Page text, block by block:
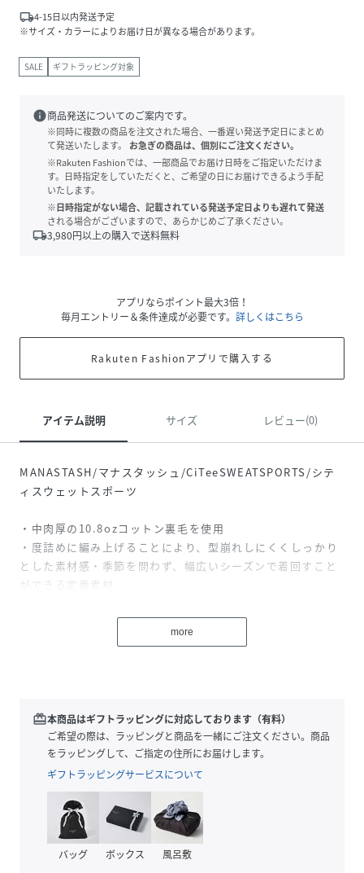
local_shipping4-15日以内発送予定
※サイズ・カラーによりお届け日が異なる場合があります。
SALE ギフトラッピング対象
info商品発送についてのご案内です。
※同時に複数の商品を注文された場合、一番遅い発送予定日にまとめ
て発送いたします。
お急ぎの商品は、個別にご注文ください。
※Rakuten Fashionでは、一部商品でお届け日時をご指定いただけま
す。日時指定をしていただくと、ご希望の日にお届けできるよう手配
いたします。
※日時指定がない場合、記載されている発送予定日よりも遅れて発送
される場合がございますので、あらかじめご了承ください。
local_shipping3,980円以上の購入で送料無料
アプリならポイント最大3倍！
毎月エントリー＆条件達成が必要です。 詳しくはこちら
Rakuten Fashionアプリで購入する
アイテム説明 サイズ レビュー(0)
MANASTASH/マナスタッシュ/CiTeeSWEATSPORTS/シテ
ィスウェットスポーツ
・中肉厚の10.8ozコットン裏毛を使用
・度詰めに編み上げることにより、型崩れしにくくしっかり
とした素材感・季節を問わず、幅広いシーズンで着回すこと
ができる定番素材
のロゴを連想させる、スポーティなグラフィック
・余裕のあるゆったりとしたフィット感で、創業時の90年代
・グラフィック＝【高橋慶次】
MANASTASH/マナスタッシュ
1993年に米国シアトルで設立された＜MANASTASH＞。
ブランド名の由来となる北アメリカ大陸の西海岸沿いを南北
に走るカスケード山脈から駆け落ちるマナスタッシュ山高原
は、スキーやトレッキング、マウンテンバイク、ラフティン
グ、カヤックなど多様なアウトドアスポーツが楽しめること
more
redeem本商品はギフトラッピングに対応しております（有料）
ご希望の際は、ラッピングと商品を一緒にご注文ください。商品
をラッピングして、ご指定の住所にお届けします。
ギフトラッピングサービスについて
バッグ ボックス 風呂敷